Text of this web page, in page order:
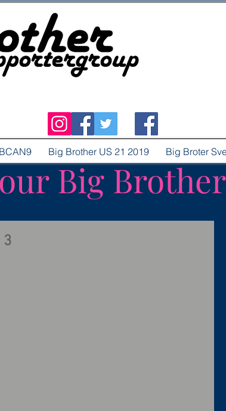
Big
Big Brother US 21 2019 Big Broter
3